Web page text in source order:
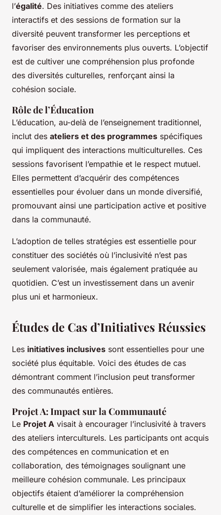
l’égalité. Des initiatives comme des ateliers
interactifs et des sessions de formation sur la
diversité peuvent transformer les perceptions et
favoriser des environnements plus ouverts. L’objectif
est de cultiver une compréhension plus profonde
des diversités culturelles, renforçant ainsi la
cohésion sociale.
Rôle de l’Éducation
L’éducation, au-delà de l’enseignement traditionnel,
inclut des ateliers et des programmes spécifiques
qui impliquent des interactions multiculturelles. Ces
sessions favorisent l’empathie et le respect mutuel.
Elles permettent d’acquérir des compétences
essentielles pour évoluer dans un monde diversifié,
promouvant ainsi une participation active et positive
dans la communauté.
L’adoption de telles stratégies est essentielle pour
constituer des sociétés où l’inclusivité n’est pas
seulement valorisée, mais également pratiquée au
quotidien. C’est un investissement dans un avenir
plus uni et harmonieux.
Études de Cas d’Initiatives Réussies
Les initiatives inclusives sont essentielles pour une
société plus équitable. Voici des études de cas
démontrant comment l’inclusion peut transformer
des communautés entières.
Projet A: Impact sur la Communauté
Le Projet A visait à encourager l’inclusivité à travers
des ateliers interculturels. Les participants ont acquis
des compétences en communication et en
collaboration, des témoignages soulignant une
meilleure cohésion communale. Les principaux
objectifs étaient d’améliorer la compréhension
culturelle et de simplifier les interactions sociales.